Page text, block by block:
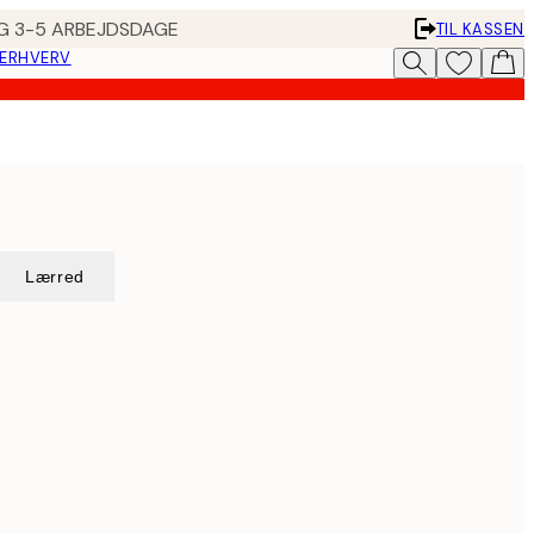
3-5 ARBEJDSDAGE
TIL KASSEN
Lærred